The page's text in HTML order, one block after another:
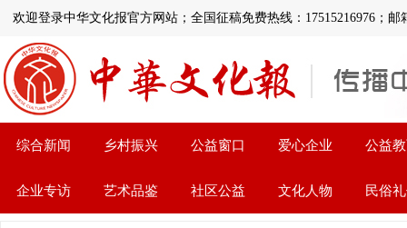
欢迎登录中华文化报官方网站；全国征稿免费热线：17515216976；邮
综合新闻 乡村振兴 公益窗口 爱心企业 公益
企业专访 艺术品鉴 社区公益 文化人物 民俗